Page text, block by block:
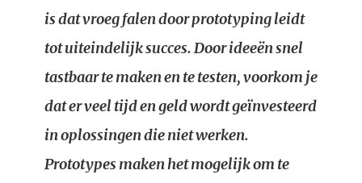
is dat vroeg falen door prototyping leidt
tot uiteindelijk succes. Door ideeën snel
tastbaar te maken en te testen, voorkom je
dat er veel tijd en geld wordt geïnvesteerd
in oplossingen die niet werken.
Prototypes maken het mogelijk om te